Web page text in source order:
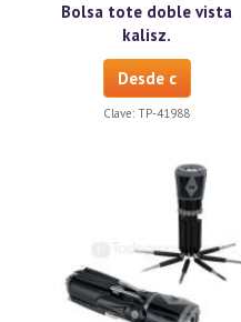
Bolsa tote doble vista
kalisz.
Desde c
Clave: TP-41988